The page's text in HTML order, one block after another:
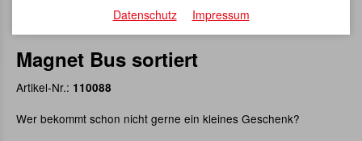
Magnet Bus sortiert
Artikel-Nr.: 110088
Wer bekommt schon nicht gerne ein kleines Geschenk?
Datenschutz Impressum